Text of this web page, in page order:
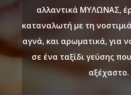
αλλαντικά ΜΥΛΩΝΑΣ,
καταναλωτή με τη
αγνά, και αρωματικά, για
σε ένα ταξίδι γεύσης
αξέχαστο.